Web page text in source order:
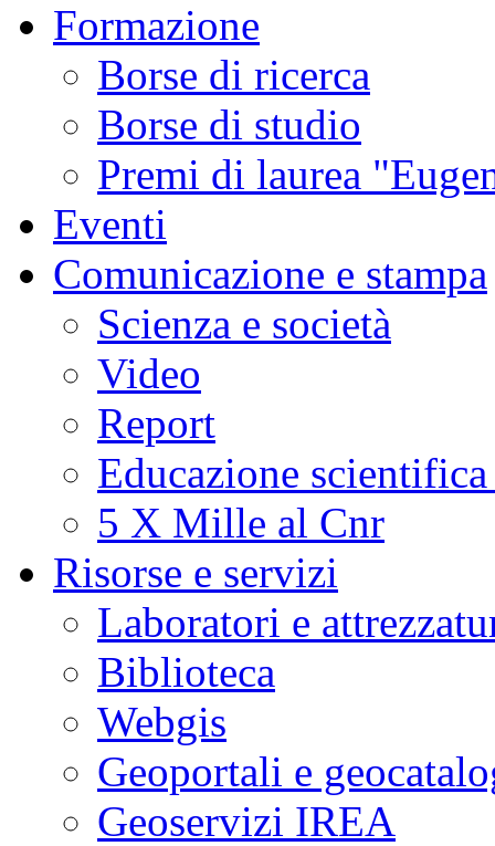
Formazione
Borse di ricerca
Borse di studio
Premi di laurea
Eventi
Comunicazione e stampa
Scienza e società
Video
Report
Educazione
5 X Mille al Cnr
Risorse e servizi
Laboratori e
Biblioteca
Webgis
Geoportali e
Geoservizi IREA